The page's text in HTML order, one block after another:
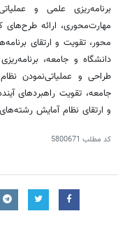
برنامه‌ریزی علمی و
مهارت‌محوری، ارائه طرح‌های
محور، تقویت و ارتقای
دانشگاه و جامعه،
طراحی و عملیاتی‌نمودن
جامعه، تقویت راهبردهای
و ارتقای نظام آمایش
کد مطلب 5800671